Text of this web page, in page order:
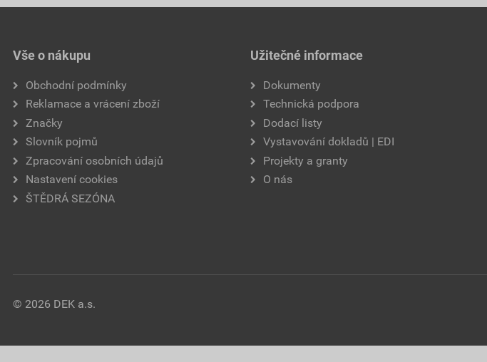
Vše o nákupu
Obchodní podmínky
Reklamace a vrácení zboží
Značky
Slovník pojmů
Zpracování osobních údajů
Nastavení cookies
ŠTĚDRÁ SEZÓNA
Užitečné informace
Dokumenty
Technická podpora
Dodací listy
Vystavování dokladů | EDI
Projekty a granty
O nás
© 2026 DEK a.s.